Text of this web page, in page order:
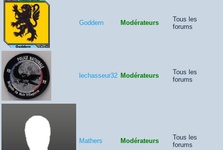
Goddern Modérateurs
Tous les
forums
lechasseur32 Modérateurs
Tous les
forums
Mathers Modérateurs
Tous les
forums